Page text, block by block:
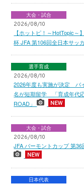
大会・試合
2026/08/10
【ホットピ！～HotTopic
杯 JFA 第106回全日本サッ
選手育成
2026/08/10
2026年度も実施が決定 バ
名が短期留学 「育成年代
ROAD」
大会・試合
2026/08/10
JFA バーモントカップ 第
日本代表